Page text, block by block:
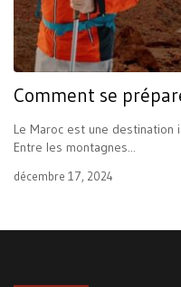
Comment se
Le Maroc est une destination
Entre les montagnes...
décembre 17, 2024